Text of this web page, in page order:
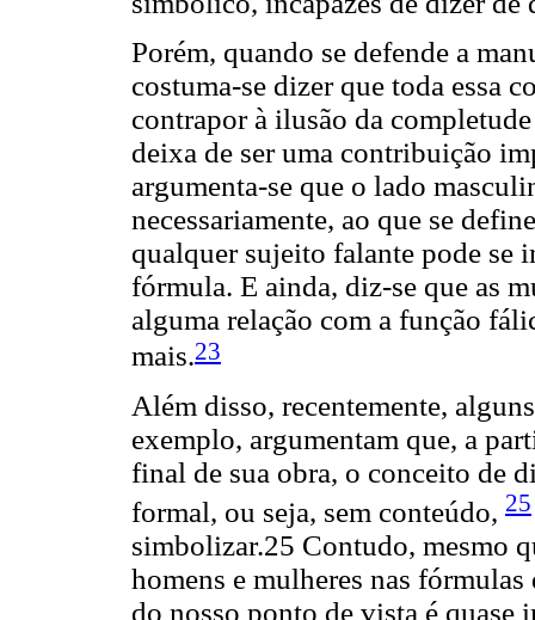
Porém, quando se defende a
costuma-se dizer que toda essa
contrapor à ilusão da
deixa de ser uma contribuição
argumenta-se que o lado
necessariamente, ao que se
qualquer sujeito falante pode se
fórmula. E ainda, diz-se que as
alguma relação com a função
mais.23
Além disso, recentemente,
exemplo, argumentam que, a
final de sua obra, o conceito de
formal, ou seja, sem conteúdo, 25
simbolizar.25 Contudo, mesmo
homens e mulheres nas
do nosso ponto de vista é